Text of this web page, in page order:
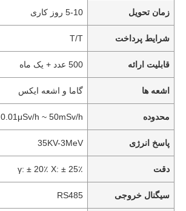
زمان تحویل 5-10 روز کاری
شرایط پرداخت T/T
قابلیت ارائه 500 عدد + یک ماه
اشعه ها گاما و اشعه ایکس
محدوده 0.01μSv/h ~ 50mSv/h
پاسخ انرژی 35KV-3MeV
دقت γ: ± 20٪ X: ± 25٪
سیگنال خروجی RS485